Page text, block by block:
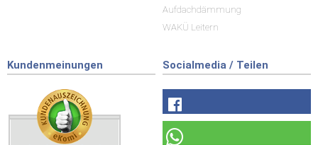
Aufdachdämmung
WAKÜ Leitern
Kundenmeinungen Socialmedia / Teilen